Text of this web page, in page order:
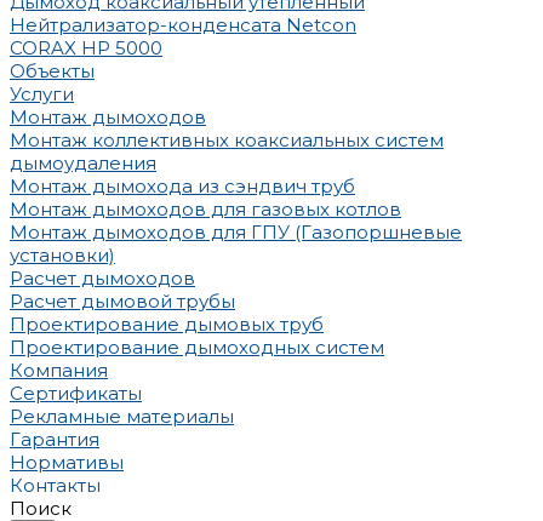
Нейтрализатор-конденсата Netcon
CORAX HP 5000
Объекты
Услуги
Монтаж дымоходов
Монтаж коллективных коаксиальных систем
дымоудаления
Монтаж дымохода из сэндвич труб
Монтаж дымоходов для газовых котлов
Монтаж дымоходов для ГПУ (Газопоршневые
установки)
Расчет дымоходов
Расчет дымовой трубы
Проектирование дымовых труб
Проектирование дымоходных систем
Компания
Сертификаты
Рекламные материалы
Гарантия
Нормативы
Контакты
Поиск